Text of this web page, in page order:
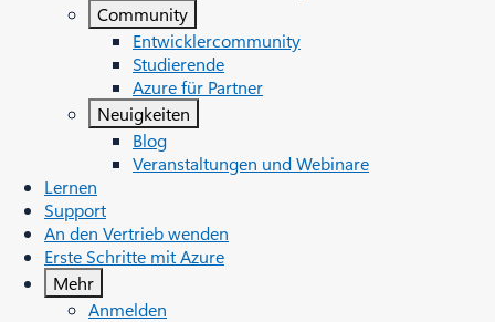
Community
Entwicklercommunity
Studierende
Azure für Partner
Neuigkeiten
Blog
Veranstaltungen und Webinare
Lernen
Support
An den Vertrieb wenden
Erste Schritte mit Azure
Mehr
Anmelden